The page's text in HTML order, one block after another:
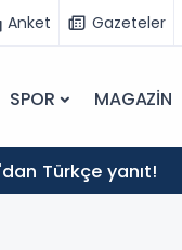
Anket Gazeteler
SPOR MAGAZİN
Türkçe yanıt!